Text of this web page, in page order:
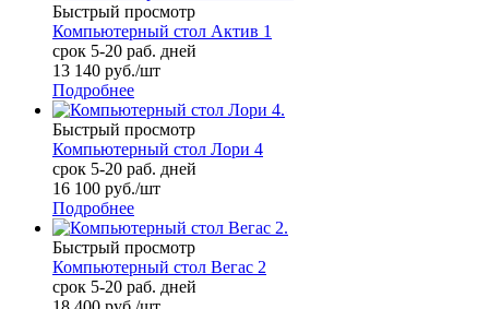
Быстрый просмотр
Компьютерный стол Актив 1
срок 5-20 раб. дней
13 140 руб./шт
Подробнее
Быстрый просмотр
Компьютерный стол Лори 4
срок 5-20 раб. дней
16 100 руб./шт
Подробнее
Быстрый просмотр
Компьютерный стол Вегас 2
срок 5-20 раб. дней